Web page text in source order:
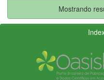
Mostrando